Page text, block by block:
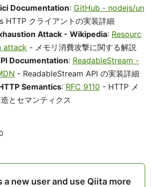
Documentation: GitHub - nodejs/un
HTTP クライアントの実装詳細
Attack - Wikipedia: Resourc
attack - メモリ消費攻撃に関する解説
Documentation: ReadableStream -
- ReadableStream API の実装詳細
Semantics: RFC 9110 - HTTP メ
とセマンティクス
a new user and use Qiita more